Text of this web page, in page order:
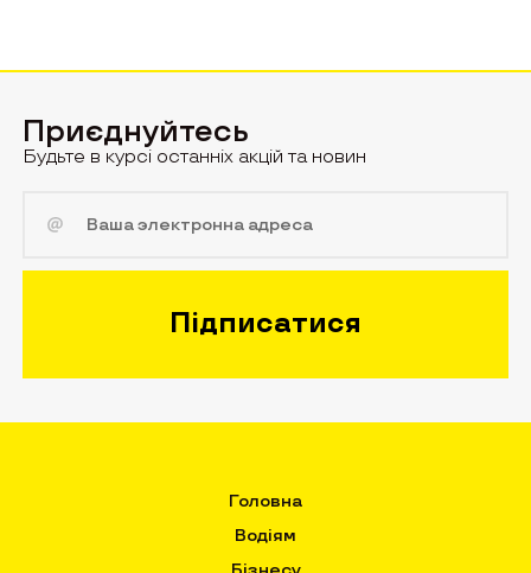
Приєднуйтесь
Будьте в курсі останніх акцій та новин
Головна
Водіям